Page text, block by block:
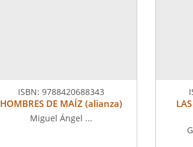
ISBN: 9788420688343
HOMBRES DE MAÍZ (alianza)
Miguel Ángel ...